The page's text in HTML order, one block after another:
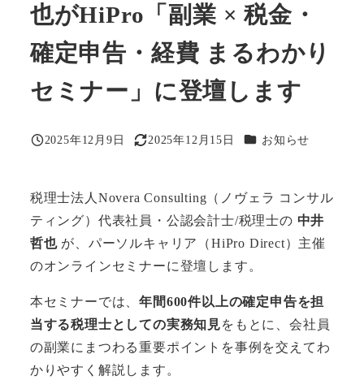
也がHiPro「副業 × 税金・
確定申告・経費 まるわかり
セミナー」に登壇します
投稿日
2025年12月9日
更新日
2025年12月15日 カテゴリー
お知らせ
税理士法人Novera Consulting（ノヴェラ コンサル
ティング）代表社員・公認会計士/税理士の 中井
哲也が、パーソルキャリア（HiPro Direct）主催
のオンラインセミナーに登壇します。
本セミナーでは、年間600件以上の確定申告を担
当する税理士としての実務知見をもとに、会社員
の副業にまつわる重要ポイントを事例を交えてわ
かりやすく解説します。